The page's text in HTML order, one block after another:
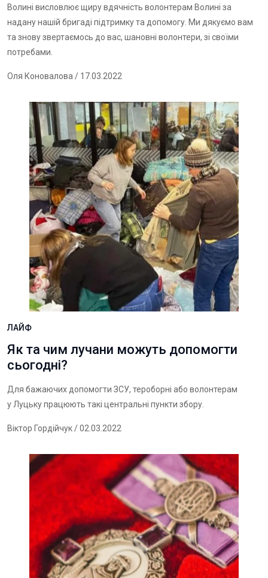
Волині висловлює щиру вдячність волонтерам Волині за
надану нашій бригаді підтримку та допомогу. Ми дякуємо вам
та знову звертаємось до вас, шановні волонтери, зі своїми
потребами.
Оля Коновалова / 17.03.2022
ЛАЙФ
Як та чим лучани можуть допомогти
сьогодні?
Для бажаючих допомогти ЗСУ, тероборні або волонтерам
у Луцьку працюють такі центральні пункти збору.
Віктор Гордійчук/ 02.03.2022